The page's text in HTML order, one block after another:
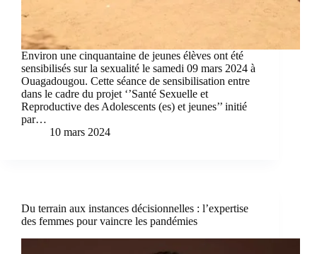
Environ une cinquantaine de jeunes élèves ont été
sensibilisés sur la sexualité le samedi 09 mars 2024 à
Ouagadougou. Cette séance de sensibilisation entre
dans le cadre du projet ‘’Santé Sexuelle et
Reproductive des Adolescents (es) et jeunes’’ initié
par…
10 mars 2024
Du terrain aux instances décisionnelles : l’expertise
des femmes pour vaincre les pandémies